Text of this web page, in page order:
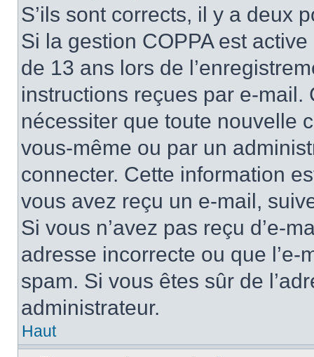
S’ils sont corrects, il y a deux
Si la gestion COPPA est
de 13 ans lors de
instructions reçues par e-
nécessiter que toute nouvelle
vous-même ou par un
connecter. Cette information
vous avez reçu un e-mail,
Si vous n’avez pas reçu d’e-
adresse incorrecte ou que
spam. Si vous êtes sûr de
administrateur.
Haut